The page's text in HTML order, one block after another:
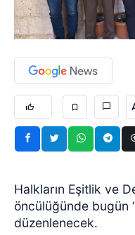
Halkların Eşitlik ve
öncülüğünde bugün
düzenlenecek.